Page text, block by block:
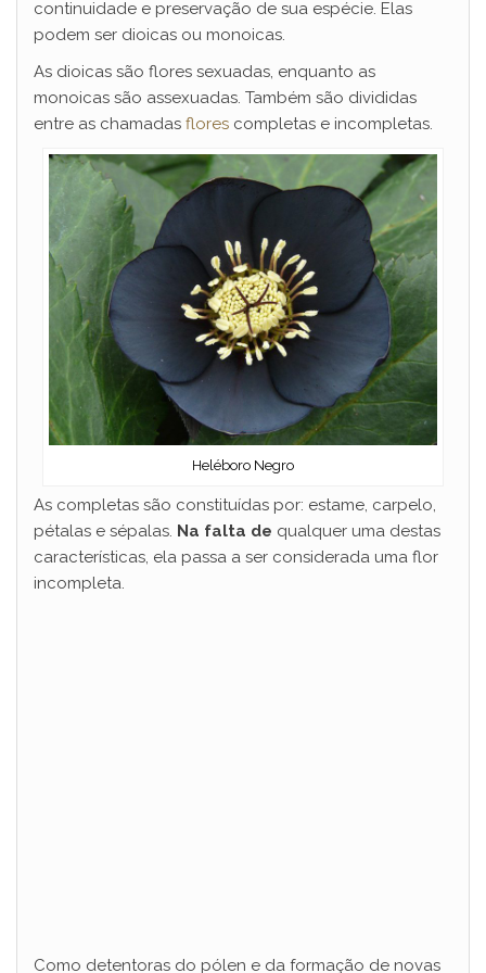
V
i
d
e
o
continuidade e preservação de sua espécie. Elas
podem ser dioicas ou monoicas.
As dioicas são flores sexuadas, enquanto as
monoicas são assexuadas. Também são divididas
entre as chamadas flores completas e incompletas.
Heléboro Negro
As completas são constituídas por: estame, carpelo,
pétalas e sépalas. Na falta de qualquer uma destas
características, ela passa a ser considerada uma flor
incompleta.
Como detentoras do pólen e da formação de novas